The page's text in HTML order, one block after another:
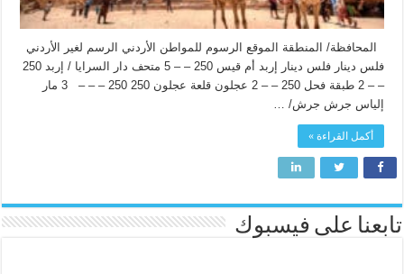
المحافظة/ المنطقة الموقع الرسوم للمواطن الأردني الرسم لغير الأردني
فلس دينار فلس دينار إربد أم قيس 250 – – 5 متحف دار السرايا / إربد 250
– – 2 طبقة فحل 250 – – 2 عجلون قلعة عجلون 250 250 – – – 3 مار
إلياس جرش جرش/ …
أكمل القراءة »
تابعنا على فيسبوك